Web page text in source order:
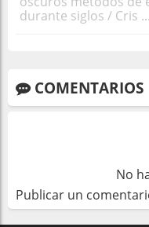
durante siglos / Cris ...
COMENTARIOS
No
Publicar un